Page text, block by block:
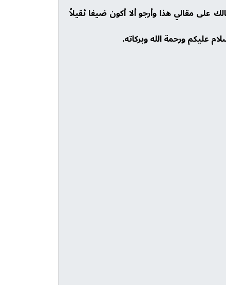
على مقالي هذا وأرجو ألا أكون ضيفا ثقيلاً
عليكم ورحمة الله وبركاته.